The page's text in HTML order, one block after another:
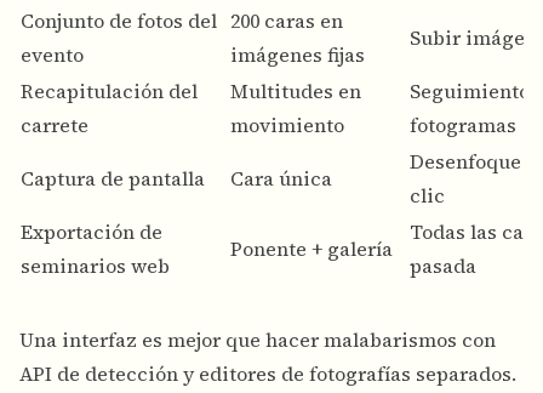
Conjunto de fotos del
evento
200 caras en
imágenes fijas
Subir
Recapitulación del
carrete
Multitudes en
movimiento
Seguimiento
fotogramas
Captura de pantalla
Cara única
Desenfoque
clic
Exportación de
seminarios web
Ponente + galería
Todas las
pasada
Una interfaz es mejor que hacer malabarismos con
API de detección y editores de fotografías separados.